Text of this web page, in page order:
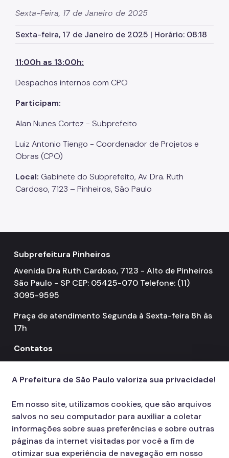
Zeladoria Urbana
Cata-Bagulho
Noticias
Contate Nossos Servidores
Sexta-Feira, 17 de Janeiro de 2025
Sexta-feira, 17 de Janeiro de 2025 | Horário: 08:18
11:00h as 13:00h:
Despachos internos com CPO
Participam:
Alan Nunes Cortez - Subprefeito
Luiz Antonio Tiengo - Coordenador de Projetos e
Obras (CPO)
Local: Gabinete do Subprefeito, Av. Dra. Ruth
Cardoso, 7123 – Pinheiros, São Paulo
Subprefeitura Pinheiros
Avenida Dra Ruth Cardoso, 7123 - Alto de Pinheiros
São Paulo - SP CEP: 05425-070 Telefone: (11)
3095-9595
Praça de atendimento Segunda à Sexta-feira 8h às
17h
Contatos
156
A Prefeitura de São Paulo valoriza sua privacidade!
Em nosso site, utilizamos cookies, que são arquivos
salvos no seu computador para auxiliar a coletar
informações sobre suas preferências e sobre outras
páginas da internet visitadas por você a fim de
otimizar sua experiência de navegação em nosso